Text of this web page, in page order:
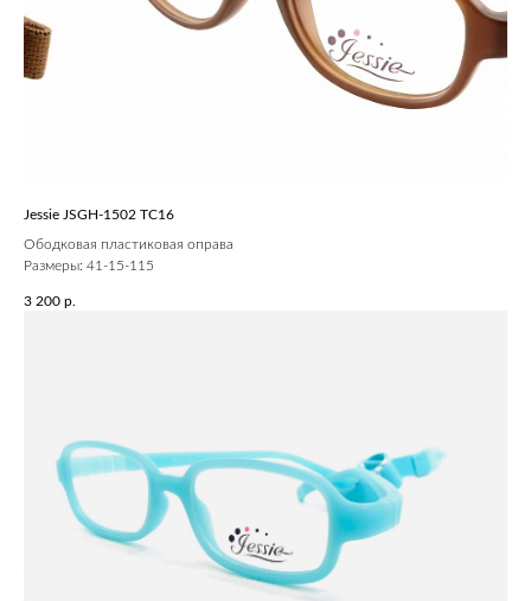
Jessie JSGH-1502 ТС16
Ободковая пластиковая оправа
Размеры: 41-15-115
3 200 р.